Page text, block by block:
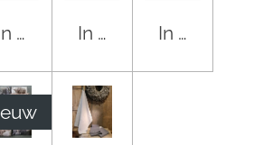
winkelwagenIn winkelwagen
In